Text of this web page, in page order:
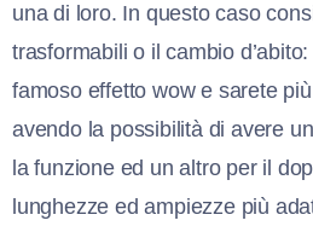
una di loro. In questo caso
trasformabili o il cambio
famoso effetto wow e sarete
avendo la possibilità di avere
la funzione ed un altro per il
lunghezze ed ampiezze più